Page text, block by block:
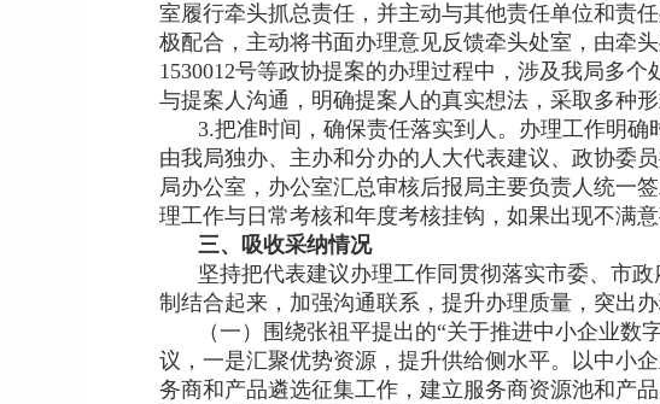
室履行牵头抓总责任，并主动与其他责任单位和责
极配合，主动将书面办理意见反馈牵头处室，由牵
1530012号等政协提案的办理过程中，涉及我局多
与提案人沟通，明确提案人的真实想法，采取多种
3.把准时间，确保责任落实到人。办理工作明
由我局独办、主办和分办的人大代表建议、政协委
局办公室，办公室汇总审核后报局主要负责人统一
理工作与日常考核和年度考核挂钩，如果出现不满
三、吸收采纳情况
坚持把代表建议办理工作同贯彻落实市委、市
制结合起来，加强沟通联系，提升办理质量，突出
（一）围绕张祖平提出的“关于推进中小企业
议，一是汇聚优势资源，提升供给侧水平。以中小
务商和产品遴选征集工作，建立服务商资源池和产